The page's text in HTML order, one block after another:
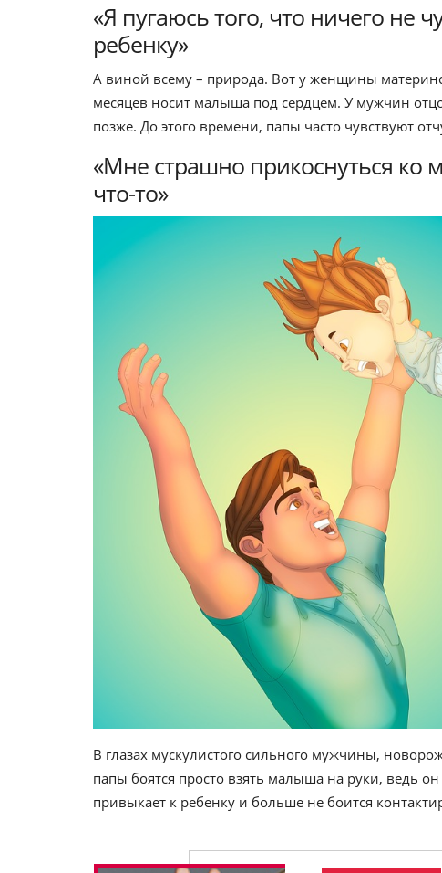
«Я пугаюсь того, что ничего не
ребенку»
А виной всему – природа. Вот у женщины
месяцев носит малыша под сердцем. У мужчин
позже. До этого времени, папы часто чувствуют
«Мне страшно прикоснуться ко
что-то»
В глазах мускулистого сильного мужчины,
папы боятся просто взять малыша на руки, ведь
привыкает к ребенку и больше не боится